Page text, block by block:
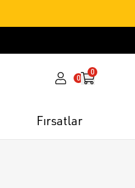
0
0
Fırsatlar